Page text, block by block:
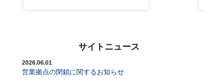
サイトニュース
2026.06.01
営業拠点の閉鎖に関するお知らせ